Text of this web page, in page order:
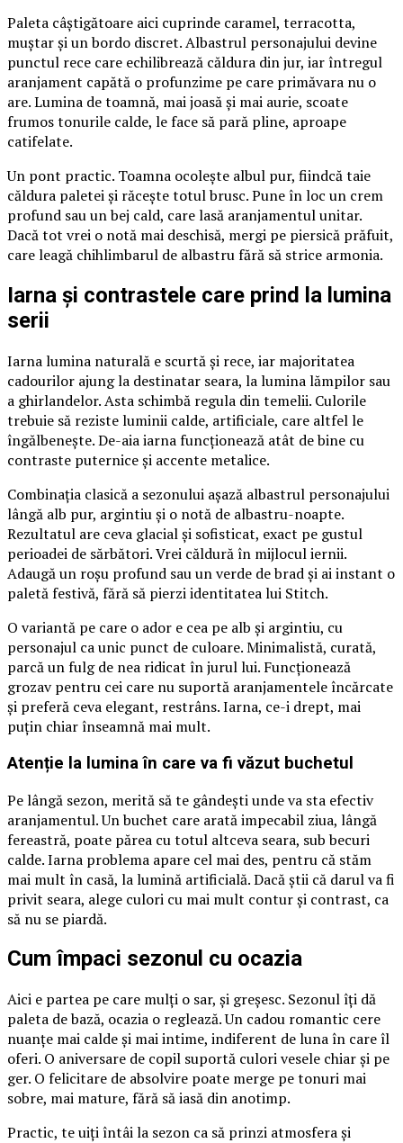
Paleta câștigătoare aici cuprinde caramel, terracotta,
muștar și un bordo discret. Albastrul personajului devine
punctul rece care echilibrează căldura din jur, iar întregul
aranjament capătă o profunzime pe care primăvara nu o
are. Lumina de toamnă, mai joasă și mai aurie, scoate
frumos tonurile calde, le face să pară pline, aproape
catifelate.
Un pont practic. Toamna ocolește albul pur, fiindcă taie
căldura paletei și răcește totul brusc. Pune în loc un crem
profund sau un bej cald, care lasă aranjamentul unitar.
Dacă tot vrei o notă mai deschisă, mergi pe piersică prăfuit,
care leagă chihlimbarul de albastru fără să strice armonia.
Iarna și contrastele care prind la lumina
serii
Iarna lumina naturală e scurtă și rece, iar majoritatea
cadourilor ajung la destinatar seara, la lumina lămpilor sau
a ghirlandelor. Asta schimbă regula din temelii. Culorile
trebuie să reziste luminii calde, artificiale, care altfel le
îngălbenește. De-aia iarna funcționează atât de bine cu
contraste puternice și accente metalice.
Combinația clasică a sezonului așază albastrul personajului
lângă alb pur, argintiu și o notă de albastru-noapte.
Rezultatul are ceva glacial și sofisticat, exact pe gustul
perioadei de sărbători. Vrei căldură în mijlocul iernii.
Adaugă un roșu profund sau un verde de brad și ai instant o
paletă festivă, fără să pierzi identitatea lui Stitch.
O variantă pe care o ador e cea pe alb și argintiu, cu
personajul ca unic punct de culoare. Minimalistă, curată,
parcă un fulg de nea ridicat în jurul lui. Funcționează
grozav pentru cei care nu suportă aranjamentele încărcate
și preferă ceva elegant, restrâns. Iarna, ce-i drept, mai
puțin chiar înseamnă mai mult.
Atenție la lumina în care va fi văzut buchetul
Pe lângă sezon, merită să te gândești unde va sta efectiv
aranjamentul. Un buchet care arată impecabil ziua, lângă
fereastră, poate părea cu totul altceva seara, sub becuri
calde. Iarna problema apare cel mai des, pentru că stăm
mai mult în casă, la lumină artificială. Dacă știi că darul va fi
privit seara, alege culori cu mai mult contur și contrast, ca
să nu se piardă.
Cum împaci sezonul cu ocazia
Aici e partea pe care mulți o sar, și greșesc. Sezonul îți dă
paleta de bază, ocazia o reglează. Un cadou romantic cere
nuanțe mai calde și mai intime, indiferent de luna în care îl
oferi. O aniversare de copil suportă culori vesele chiar și pe
ger. O felicitare de absolvire poate merge pe tonuri mai
sobre, mai mature, fără să iasă din anotimp.
Practic, te uiți întâi la sezon ca să prinzi atmosfera și